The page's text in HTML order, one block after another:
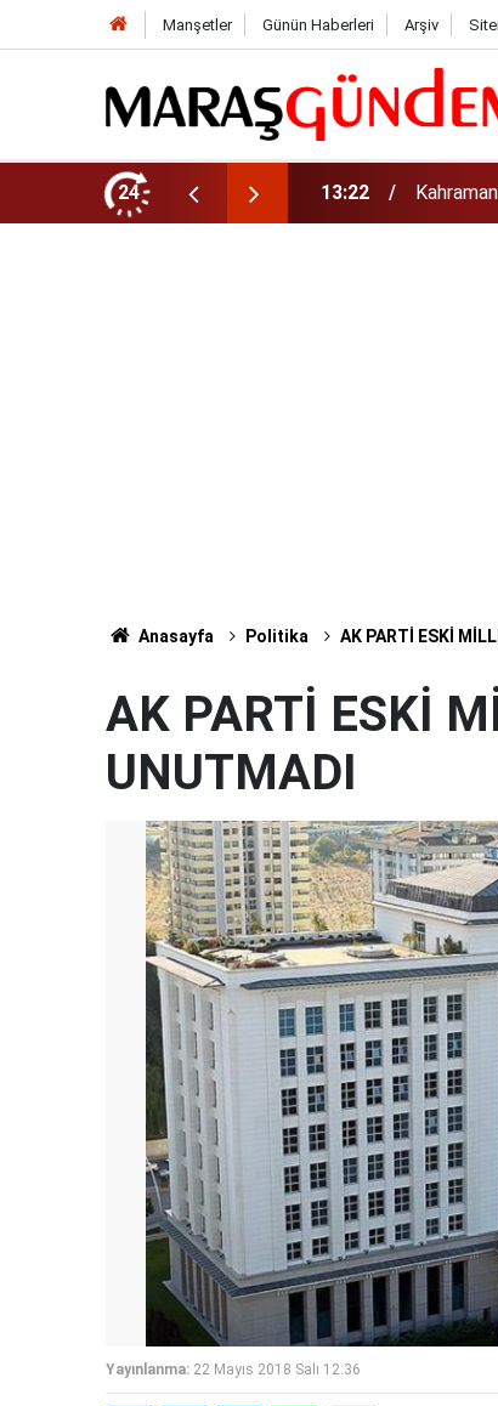
Manşetler Günün Haberleri Arşiv
24 13:17
Anasayfa Politika AK PARTİ ESKİ
AK PARTİ ESKİ
UNUTMADI
Yayınlanma: 22 Mayıs 2018 Salı 12:36